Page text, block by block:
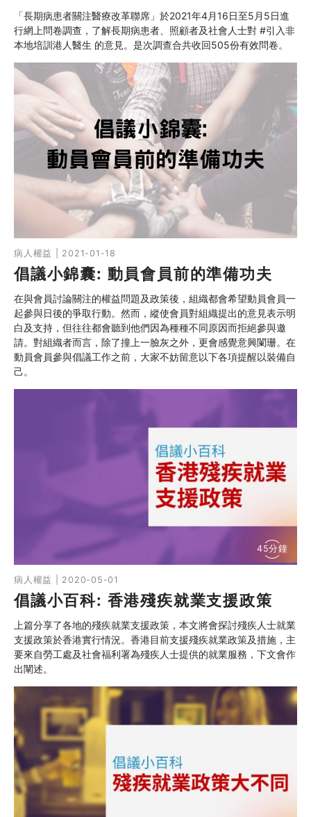
「長期病患者關注醫療改革聯席」於2021年4月16日至5月5日進
行網上問卷調查，了解長期病患者、照顧者及社會人士對 #引入非
本地培訓港人醫生 的意見。是次調查合共收回505份有效問卷。
病人權益 | 2021-01-18
倡議小錦囊: 動員會員前的準備功夫
在與會員討論關注的權益問題及政策後，組織都會希望動員會員一
起參與日後的爭取行動。然而，縱使會員對組織提出的意見表示明
白及支持，但往往都會聽到他們因為種種不同原因而拒絕參與邀
請。對組織者而言，除了撞上一臉灰之外，更會感覺意興闌珊。在
動員會員參與倡議工作之前，大家不妨留意以下各項提醒以裝備自
己。
病人權益 | 2020-05-01
45分鐘
倡議小百科: 香港殘疾就業支援政策
上篇分享了各地的殘疾就業支援政策，本文將會探討殘疾人士就業
支援政策於香港實行情況。香港目前支援殘疾就業政策及措施，主
要來自勞工處及社會福利署為殘疾人士提供的就業服務，下文會作
出闡述。